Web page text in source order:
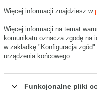
Więcej informacji znajdziesz w
Więcej informacji na temat
komunikatu oznacza zgodę na
w zakładkę "Konfiguracja
urządzenia końcowego.
Funkcjonalne pliki